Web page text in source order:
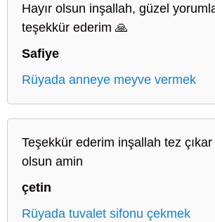
Hayır olsun inşallah, güzel
teşekkür ederim 🙏
Safiye
Rüyada anneye meyve vermek
Teşekkür ederim inşallah tez çıkar
olsun amin
çetin
Rüyada tuvalet sifonu çekmek